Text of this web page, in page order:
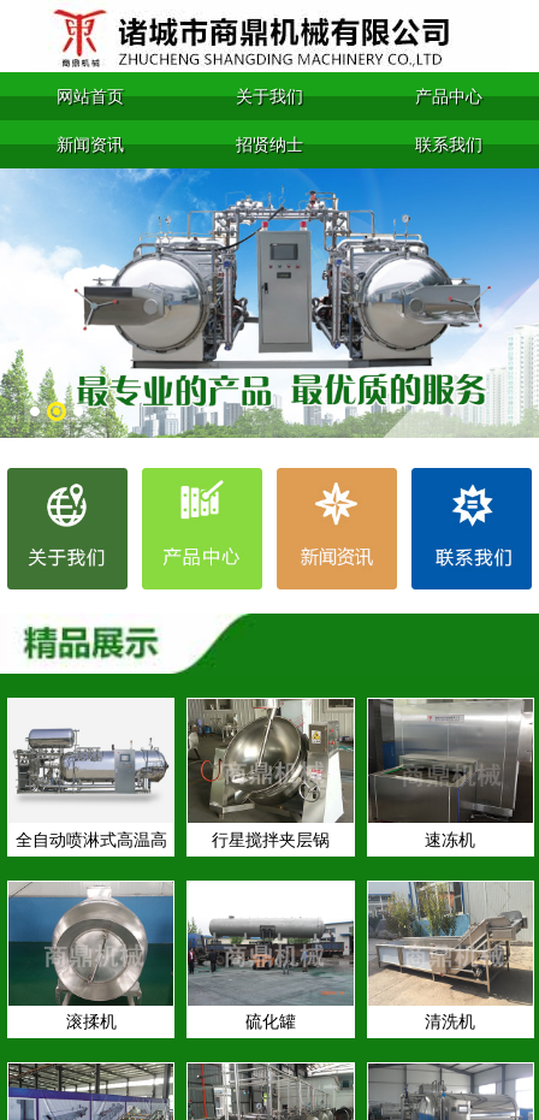
网站首页 关于我们 产品中心
新闻资讯 招贤纳士 联系我们
全自动喷淋式高温高
行星搅拌夹层锅 速冻机
滚揉机 硫化罐 清洗机